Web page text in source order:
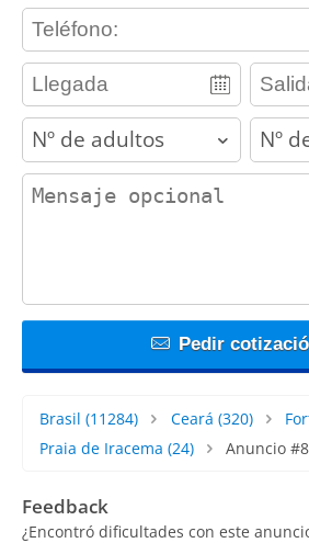
contact_phone
adults children
contact_message
Pedir
Brasil (11284) Ceará (320)
Praia de Iracema (24) Anuncio
Feedback
¿Encontró dificultades con este